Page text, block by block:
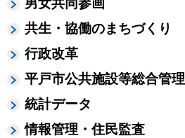
男女共同参画
共生・協働のまちづくり
行政改革
平戸市公共施設等総合管理
統計データ
情報管理・住民監査